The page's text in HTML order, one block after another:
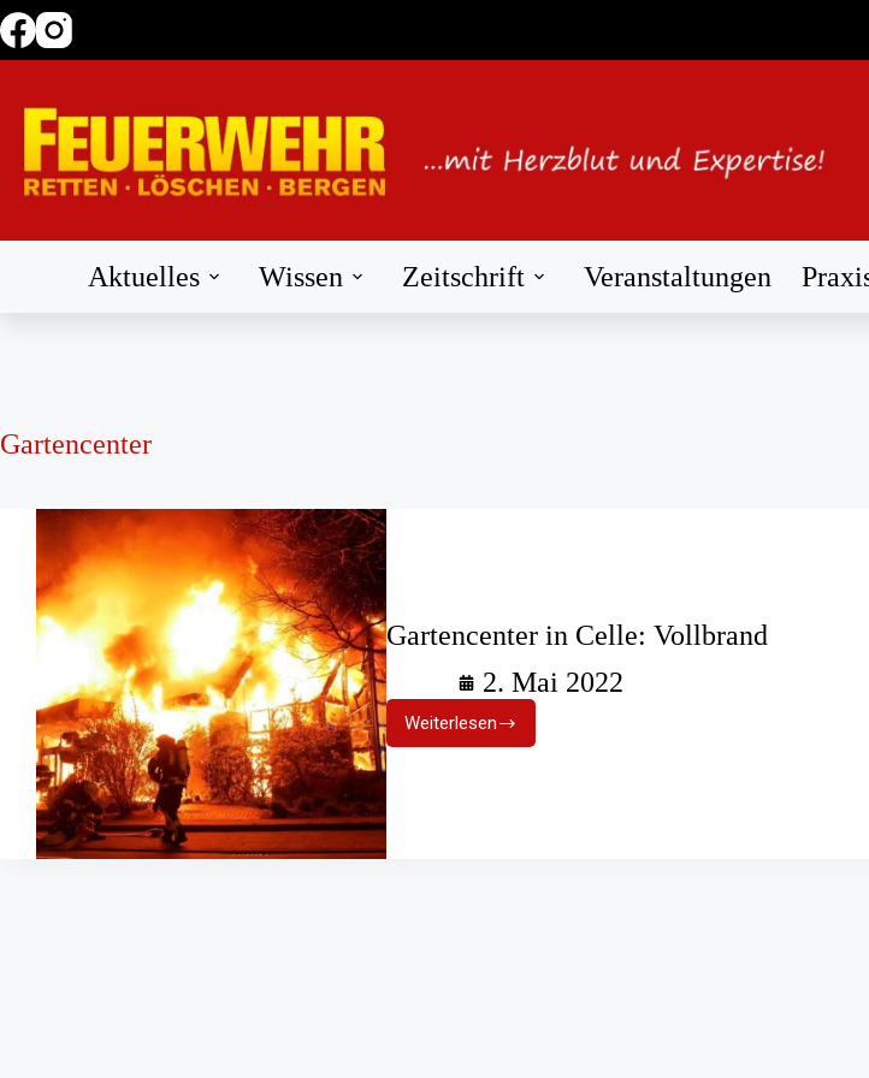
Zum
Inhalt
Aktuelles Wissen Zeitschrift Veranstaltungen
Gartencenter
Gartencenter in Celle: Vollbrand
2. Mai 2022
WeiterlesenGartencenter
in